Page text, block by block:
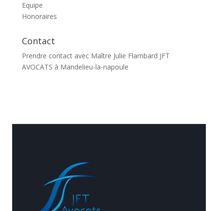
Equipe
Honoraires
Contact
Prendre contact avec Maître Julie Flambard JFT
AVOCATS à Mandelieu-la-napoule